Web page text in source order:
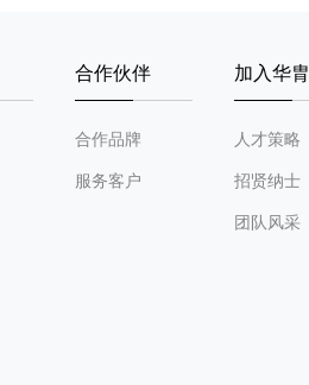
合作伙伴
合作品牌
服务客户
加入华胄
人才策略
招贤纳士
团队风采